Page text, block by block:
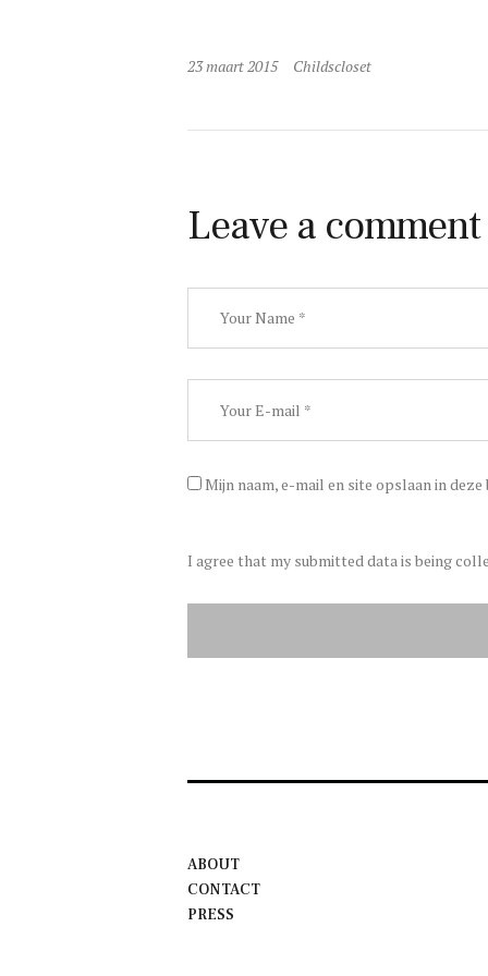
23 maart 2015 Childscloset
Leave a comment
Mijn naam, e-mail en site opslaan in
I agree that my submitted data is being
ABOUT
CONTACT
PRESS